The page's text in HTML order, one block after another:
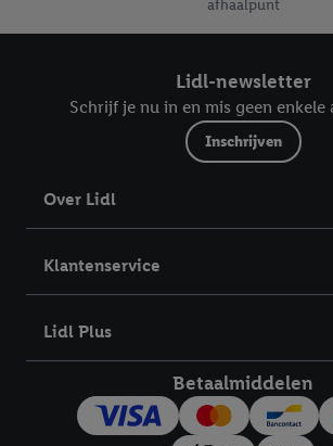
afhaalpunt
Lidl-newsletter
Schrijf je nu in en mis geen enkele
Inschrijven
Over Lidl
Klantenservice
Lidl Plus
Betaalmiddelen